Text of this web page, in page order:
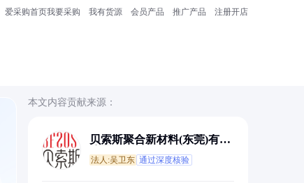
爱采购首页我要采购 我有货源 会员产品 推广产品 注册开店
本文内容贡献来源：
贝索斯聚合新材料(东莞)有限
法人:吴卫东 通过深度核验